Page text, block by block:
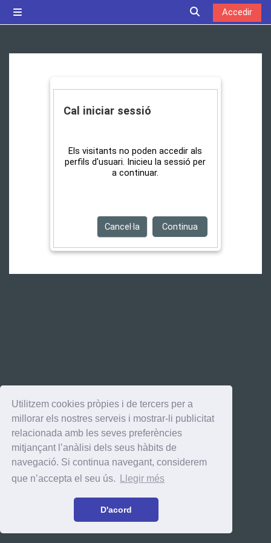
Utilitzem cookies pròpies i de tercers per a
millorar els nostres serveis i mostrar-li publicitat
relacionada amb les seves preferències
mitjançant l’anàlisi dels seus hàbits de
navegació. Si continua navegant, considerem
que n’accepta el seu ús.
Llegir més
D'acord
Commuta
Accedir
Cal iniciar sessió
Els visitants no poden accedir als
perfils d'usuari. Inicieu la sessió per
a continuar.
Cancel·la Continua